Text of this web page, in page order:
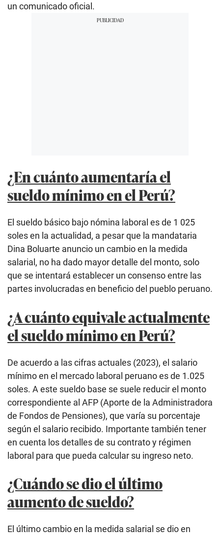
un comunicado oficial.
¿En cuánto aumentaría el
sueldo mínimo en el Perú?
El sueldo básico bajo nómina laboral es de 1 025
soles en la actualidad, a pesar que la mandataria
Dina Boluarte anuncio un cambio en la medida
salarial, no ha dado mayor detalle del monto, solo
que se intentará establecer un consenso entre las
partes involucradas en beneficio del pueblo peruano.
¿A cuánto equivale actualmente
el sueldo mínimo en Perú?
De acuerdo a las cifras actuales (2023), el salario
mínimo en el mercado laboral peruano es de 1.025
soles. A este sueldo base se suele reducir el monto
correspondiente al AFP (Aporte de la Administradora
de Fondos de Pensiones), que varía su porcentaje
según el salario recibido. Importante también tener
en cuenta los detalles de su contrato y régimen
laboral para que pueda calcular su ingreso neto.
¿Cuándo se dio el último
aumento de sueldo?
El último cambio en la medida salarial se dio en